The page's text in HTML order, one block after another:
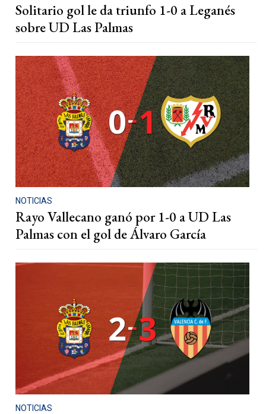
Solitario gol le da triunfo 1-0 a Leganés
sobre UD Las Palmas
NOTICIAS
Rayo Vallecano ganó por 1-0 a UD Las
Palmas con el gol de Álvaro García
NOTICIAS